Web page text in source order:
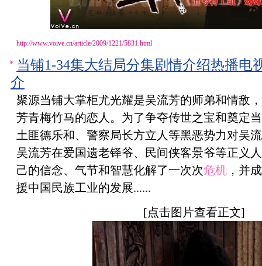
http://www.voive.cn/article/2009/1221/5831.html
当铺1-34集大结局分集剧情介绍热播电
介
聚源当铺大掌柜尤光耀是吴流芳的师弟和情敌
芳青梅竹马的恋人。为了争夺传世之宝和奠定
土匪德乐和、警察局长方立人等黑恶势力对吴
吴流芳在爱国遗老铎爷、民间侠客景爷等正义
己的信念、气节和智慧化解了一次次危机 ，并
援中国民族工业的发展......
[点击图片查看正文]